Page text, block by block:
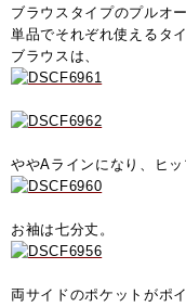
ブラウスタイプのプルオ
単品でそれぞれ使えるタイ
ブラウスは、
ややAラインになり、ヒッ
お袖は七分丈。
両サイドのポケットがポ